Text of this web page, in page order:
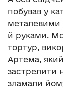
побував у
металевими
й руками.
тортур,
Артема,
застрелити
зламали